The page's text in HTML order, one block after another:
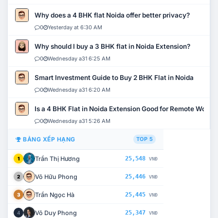
Why does a 4 BHK flat Noida offer better privacy?
0 Yesterday at 6:30 AM
Why should I buy a 3 BHK flat in Noida Extension?
0 Wednesday a31 6:25 AM
Smart Investment Guide to Buy 2 BHK Flat in Noida
0 Wednesday a31 6:20 AM
Is a 4 BHK Flat in Noida Extension Good for Remote Work?
0 Wednesday a31 5:26 AM
BẢNG XẾP HẠNG TOP 5
1 Trần Thị Hương 25,548 VNĐ
2 Võ Hữu Phong 25,446 VNĐ
3 Trần Ngọc Hà 25,445 VNĐ
4 Võ Duy Phong 25,347 VNĐ